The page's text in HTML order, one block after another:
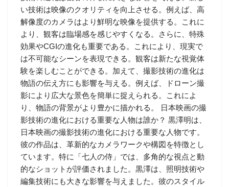
い技術は映像のクオリティを向上させる。例えば、高
解像度のカメラはより鮮明な映像を提供する。これに
より、観客は臨場感を感じやすくなる。さらに、特殊
効果やCGIの進化も重要である。これにより、現実で
は不可能なシーンを表現できる。観客は新たな視覚体
験を楽しむことができる。加えて、撮影技術の進化は
物語の伝え方にも影響を与える。例えば、ドローン撮
影により広大な景色を簡単に捉えられる。これによ
り、物語の背景がより豊かに描かれる。 日本映画の撮
影技術の進化における重要な人物は誰か？ 黒澤明は、
日本映画の撮影技術の進化における重要な人物です。
彼の作品は、革新的なカメラワークや構図を特徴とし
ています。特に「七人の侍」では、多角的な視点と動
的なショットが評価されました。黒澤は、照明技術や
編集技術にも大きな影響を与えました。彼のスタイル